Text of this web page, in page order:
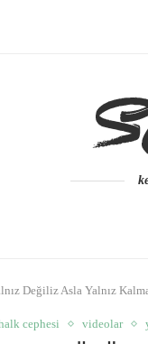
Değiliz Asla Yalnız
cephesi videolar